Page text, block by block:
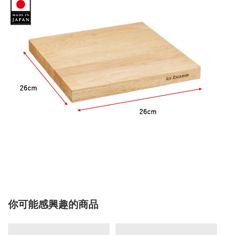
你可能感興趣的商品